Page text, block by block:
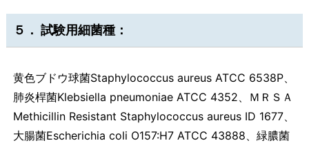
５． 試験用細菌種：
黄色ブドウ球菌Staphylococcus aureus ATCC 6538P、
肺炎桿菌Klebsiella pneumoniae ATCC 4352、ＭＲＳＡ
Methicillin Resistant Staphylococcus aureus ID 1677、
大腸菌Escherichia coli O157:H7 ATCC 43888、緑膿菌